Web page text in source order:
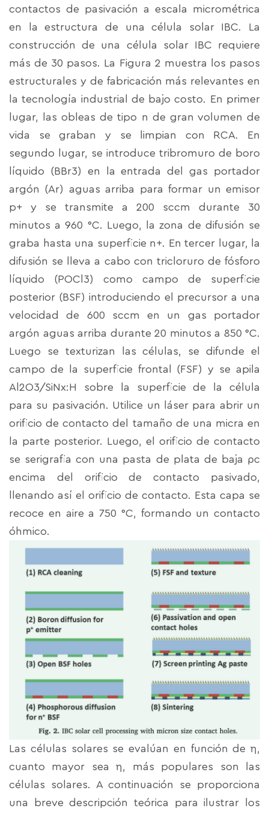
contactos de pasivación a escala micrométrica
en la estructura de una célula solar IBC. La
construcción de una célula solar IBC requiere
más de 30 pasos. La Figura 2 muestra los pasos
estructurales y de fabricación más relevantes en
la tecnología industrial de bajo costo. En primer
lugar, las obleas de tipo n de gran volumen de
vida se graban y se limpian con RCA. En
segundo lugar, se introduce tribromuro de boro
líquido (BBr3) en la entrada del gas portador
argón (Ar) aguas arriba para formar un emisor
p+ y se transmite a 200 sccm durante 30
minutos a 960 °C. Luego, la zona de difusión se
graba hasta una superficie n+. En tercer lugar, la
difusión se lleva a cabo con tricloruro de fósforo
líquido (POCl3) como campo de superficie
posterior (BSF) introduciendo el precursor a una
velocidad de 600 sccm en un gas portador
argón aguas arriba durante 20 minutos a 850 °C.
Luego se texturizan las células, se difunde el
campo de la superficie frontal (FSF) y se apila
Al2O3/SiNx:H sobre la superficie de la célula
para su pasivación. Utilice un láser para abrir un
orificio de contacto del tamaño de una micra en
la parte posterior. Luego, el orificio de contacto
se serigrafia con una pasta de plata de baja ρc
encima del orificio de contacto pasivado,
llenando así el orificio de contacto. Esta capa se
recoce en aire a 750 °C, formando un contacto
óhmico.
Las células solares se evalúan en función de η,
cuanto mayor sea η, más populares son las
células solares. A continuación se proporciona
una breve descripción teórica para ilustrar los